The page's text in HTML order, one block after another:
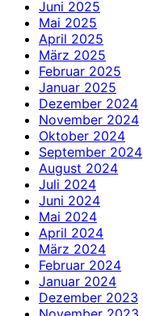
Juni 2025
Mai 2025
April 2025
März 2025
Februar 2025
Januar 2025
Dezember 2024
November 2024
Oktober 2024
September 2024
August 2024
Juli 2024
Juni 2024
Mai 2024
April 2024
März 2024
Februar 2024
Januar 2024
Dezember 2023